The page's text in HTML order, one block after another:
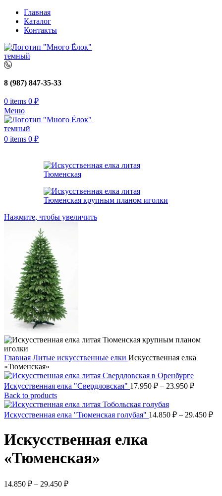
Главная
Каталог
Контакты
8 (987) 847-35-33
0 items 0 ₽
Меню
0 items 0 ₽
Нажмите, чтобы увеличить
Главная Литые искусственные елки Искусственная елка
«Тюменская»
Искусственная елка "Свердловская" 17.950 ₽ – 23.950 ₽
–
Back to products
Искусственная елка "Тюменская голубая" 14.850 ₽ – 29.450 ₽
Искусственная елка
«Тюменская»
14.850 ₽ – 29.450 ₽Диапазон